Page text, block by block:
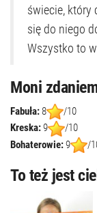
świecie, który
się do niego
Wszystko to
Moni
Fabuła:8
/10
Kreska:9
/10
Bohaterowie:9 /
To też jest